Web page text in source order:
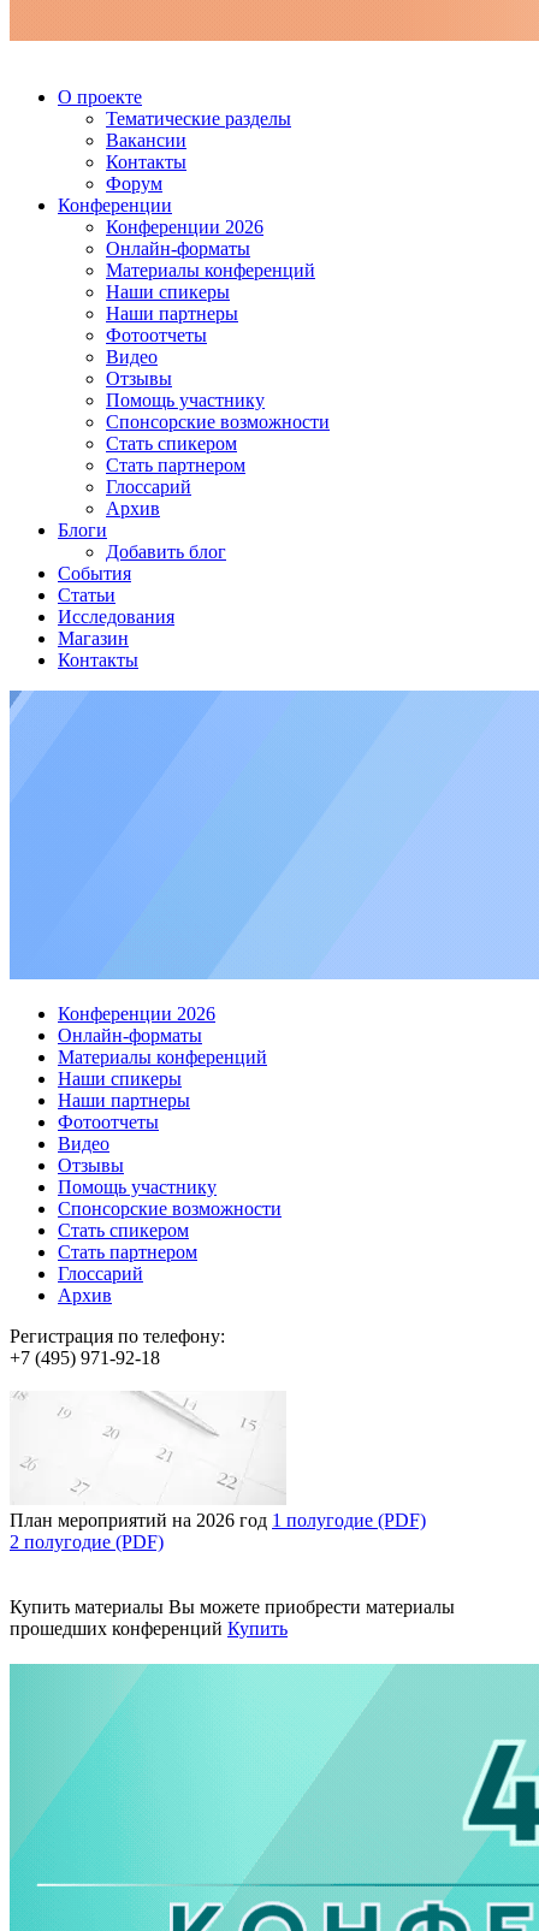
О проекте
Тематические разделы
Вакансии
Контакты
Форум
Конференции
Конференции 2026
Онлайн-форматы
Материалы конференций
Наши спикеры
Наши партнеры
Фотоотчеты
Видео
Отзывы
Помощь участнику
Спонсорские возможности
Стать спикером
Стать партнером
Глоссарий
Архив
Блоги
Добавить блог
События
Статьи
Исследования
Магазин
Контакты
Конференции 2026
Онлайн-форматы
Материалы конференций
Наши спикеры
Наши партнеры
Фотоотчеты
Видео
Отзывы
Помощь участнику
Спонсорские возможности
Стать спикером
Стать партнером
Глоссарий
Архив
Регистрация по телефону:
+7 (495) 971-92-18
План мероприятий на 2026 год 1 полугодие (PDF)
2 полугодие (PDF)
Купить материалы Вы можете приобрести материалы
прошедших конференций Купить